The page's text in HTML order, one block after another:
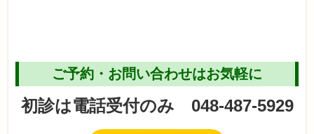
ご予約・お問い合わせはお気軽に
初診は電話受付のみ 048-487-5929